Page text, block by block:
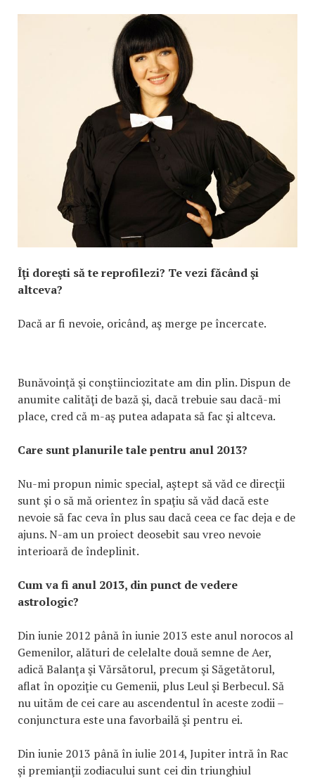
Îţi doreşti să te reprofilezi? Te vezi făcând şi
altceva?
Dacă ar fi nevoie, oricând, aş merge pe încercate.
Bunăvoinţă şi conştiinciozitate am din plin. Dispun de
anumite calităţi de bază şi, dacă trebuie sau dacă-mi
place, cred că m-aş putea adapata să fac şi altceva.
Care sunt planurile tale pentru anul 2013?
Nu-mi propun nimic special, aştept să văd ce direcţii
sunt şi o să mă orientez în spaţiu să văd dacă este
nevoie să fac ceva în plus sau dacă ceea ce fac deja e de
ajuns. N-am un proiect deosebit sau vreo nevoie
interioară de îndeplinit.
Cum va fi anul 2013, din punct de vedere
astrologic?
Din iunie 2012 până în iunie 2013 este anul norocos al
Gemenilor, alături de celelalte două semne de Aer,
adică Balanţa şi Vărsătorul, precum şi Săgetătorul,
aflat în opoziţie cu Gemenii, plus Leul şi Berbecul. Să
nu uităm de cei care au ascendentul în aceste zodii –
conjunctura este una favorbailă şi pentru ei.
Din iunie 2013 până în iulie 2014, Jupiter intră în Rac
şi premianţii zodiacului sunt cei din triunghiul